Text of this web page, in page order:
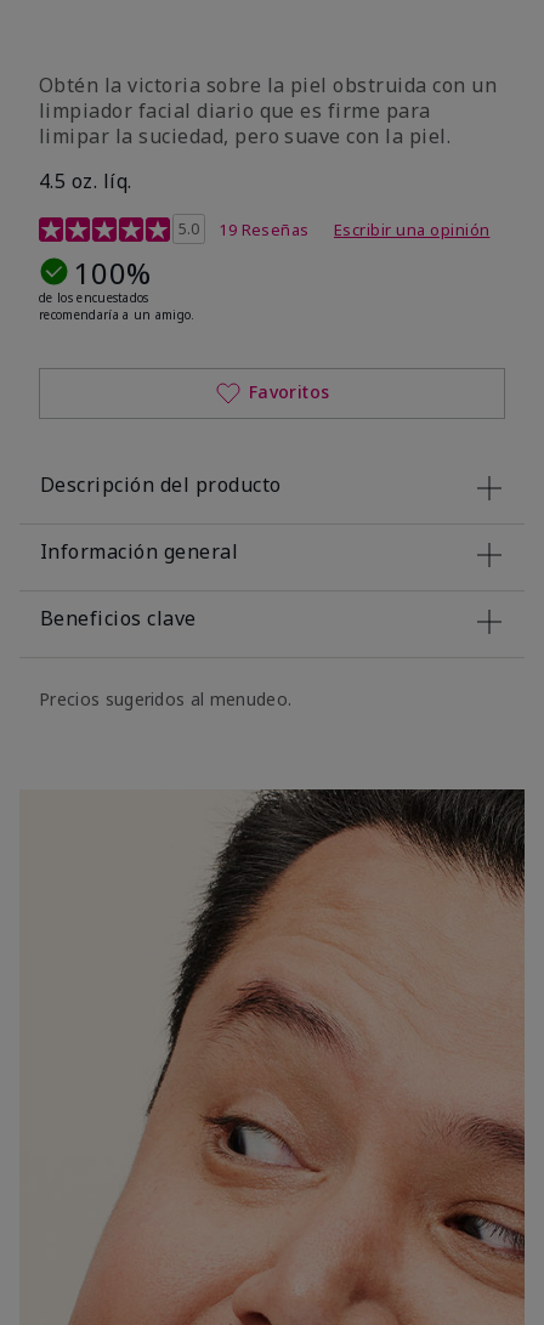
Obtén la victoria sobre la piel obstruida con un
limpiador facial diario que es firme para
limipar la suciedad, pero suave con la piel.
4.5 oz. líq.
Calificación de clientes de 5 de 5
5.0 19 Reseñas Escribir una opinión
100%
de los encuestados
recomendaría a un amigo.
Favoritos
Descripción del producto
Información general
Beneficios clave
Precios sugeridos al menudeo.